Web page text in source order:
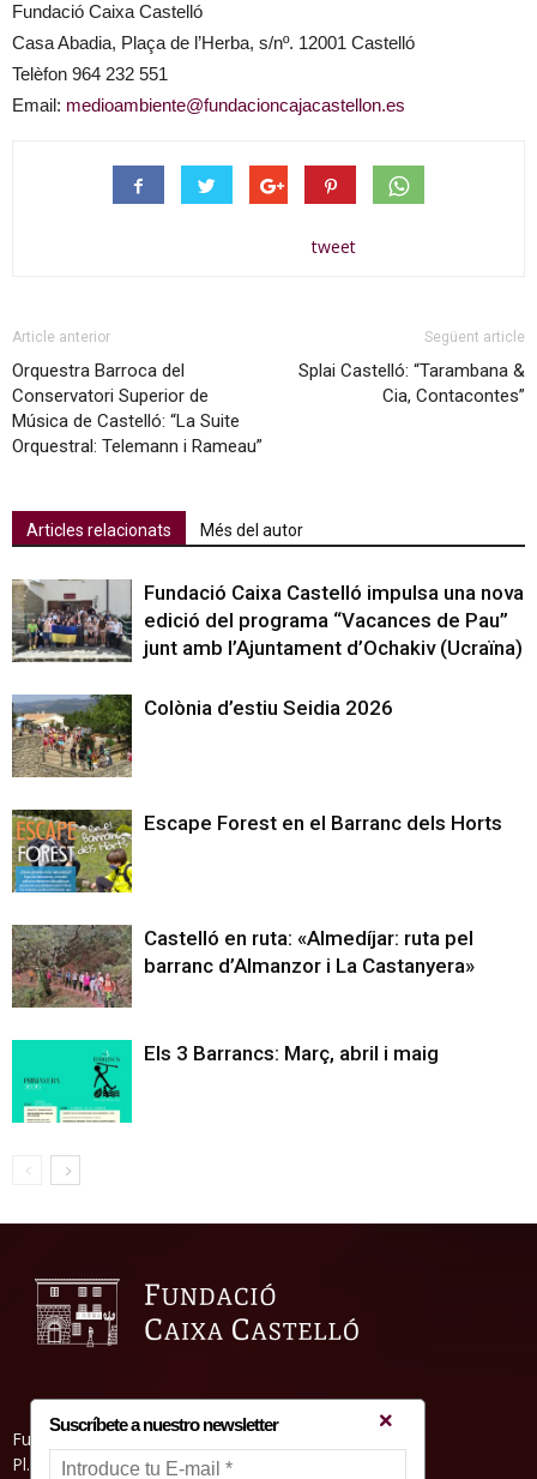
Fundació Caixa Castelló
Casa Abadia, Plaça de l’Herba, s/nº. 12001 Castelló
Telèfon 964 232 551
Email: medioambiente@fundacioncajacastellon.es
tweet
Article anterior
Orquestra Barroca del
Conservatori Superior de
Música de Castelló: “La Suite
Orquestral: Telemann i Rameau”
Següent article
Splai Castelló: “Tarambana &
Cia, Contacontes”
Articles relacionats Més del autor
Fundació Caixa Castelló impulsa una nova
edició del programa “Vacances de Pau”
junt amb l’Ajuntament d’Ochakiv (Ucraïna)
Colònia d’estiu Seidia 2026
Escape Forest en el Barranc dels Horts
Castelló en ruta: «Almedíjar: ruta pel
barranc d’Almanzor i La Castanyera»
Els 3 Barrancs: Març, abril i maig
Fundació Caixa Castelló • Casa Abadía
Pl. de l’Herba, s/nº. 12001 Castelló de la Plana
Suscríbete a nuestro newsletter